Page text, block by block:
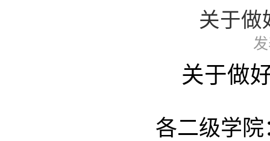
关于做
关于做
各二级学院